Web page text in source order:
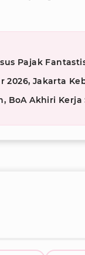
Pajak
2026, Jakarta
BoA Akhiri